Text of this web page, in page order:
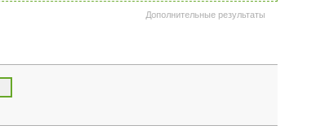
Дополнительные результаты